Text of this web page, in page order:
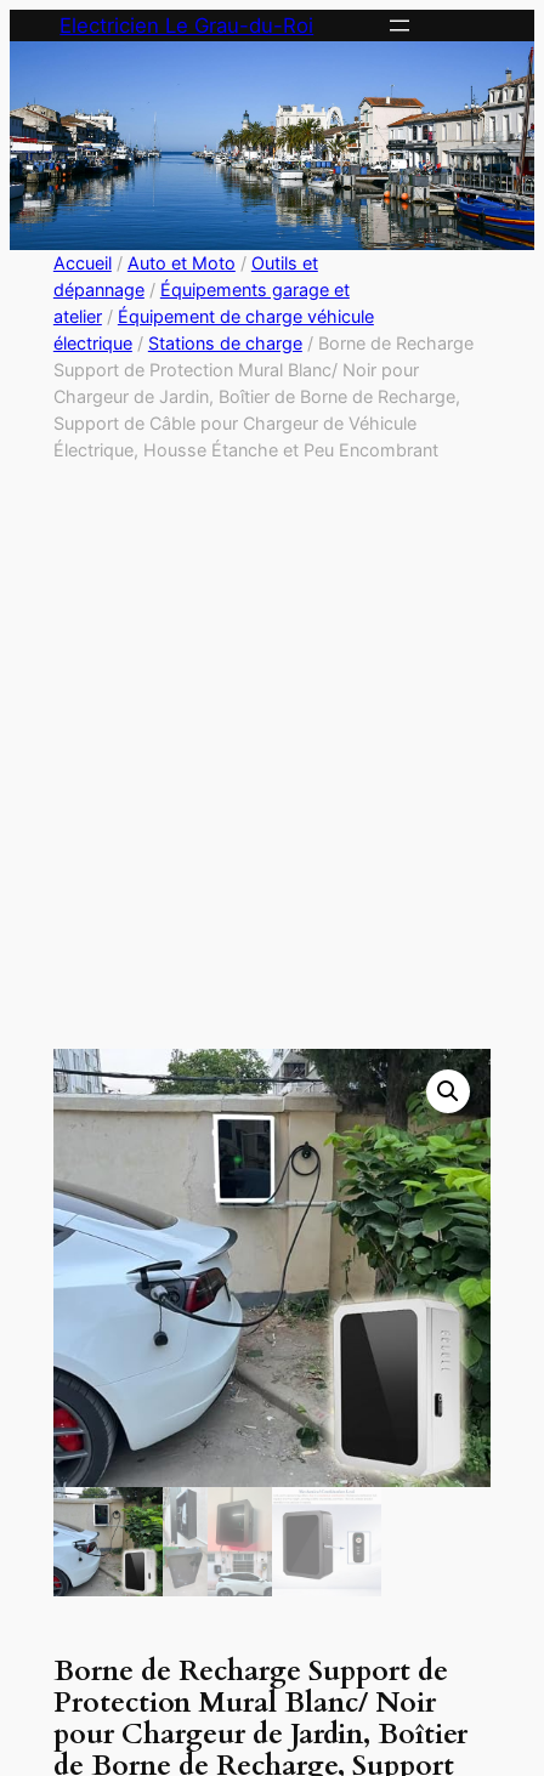
Electricien Le Grau-du-Roi
Accueil/ Auto et Moto / Outils et
dépannage/ Équipements garage et
atelier/ Équipement de charge véhicule
électrique/ Stations de charge/ Borne de Recharge
Support de Protection Mural Blanc/ Noir pour
Chargeur de Jardin, Boîtier de Borne de Recharge,
Support de Câble pour Chargeur de Véhicule
Électrique, Housse Étanche et Peu Encombrant
Borne de Recharge Support de
Protection Mural Blanc/ Noir
pour Chargeur de Jardin, Boîtier
de Borne de Recharge, Support